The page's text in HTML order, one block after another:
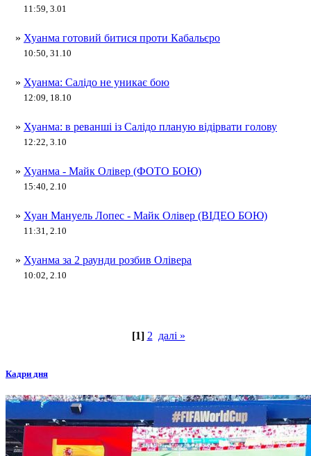
11:59, 3.01
» Хуанма готовий битися проти Кабальєро
10:50, 31.10
» Хуанма: Салідо не уникає бою
12:09, 18.10
» Хуанма: в реванші із Салідо планую відірвати голову
12:22, 3.10
» Хуанма - Майк Олівер (ФОТО БОЮ)
15:40, 2.10
» Хуан Мануель Лопес - Майк Олівер (ВІДЕО БОЮ)
11:31, 2.10
» Хуанма за 2 раунди розбив Олівера
10:02, 2.10
[1] 2 далі »
Кадри дня